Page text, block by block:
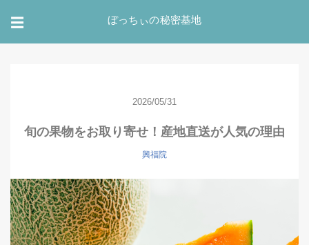
☰ ぼっちぃの秘密基地
2026/05/31
旬の果物をお取り寄せ！産地直送が人気の理由
興福院